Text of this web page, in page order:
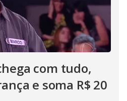
com tudo,
e soma R$ 20